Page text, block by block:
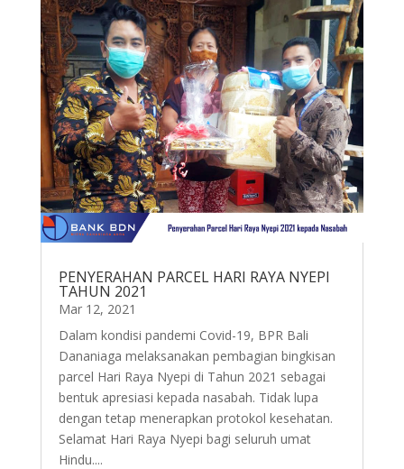
PENYERAHAN PARCEL HARI RAYA NYEPI
TAHUN 2021
Mar 12, 2021
Dalam kondisi pandemi Covid-19, BPR Bali
Dananiaga melaksanakan pembagian bingkisan
parcel Hari Raya Nyepi di Tahun 2021 sebagai
bentuk apresiasi kepada nasabah. Tidak lupa
dengan tetap menerapkan protokol kesehatan.
Selamat Hari Raya Nyepi bagi seluruh umat
Hindu....